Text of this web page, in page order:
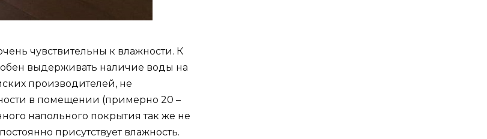
чувствительны к влажности. К
выдерживать наличие воды на
производителей, не
в помещении (примерно 20 –
напольного покрытия так же не
присутствует влажность.